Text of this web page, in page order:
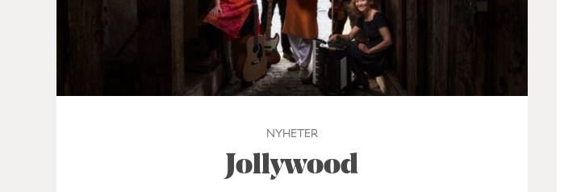
NYHETER
Jollywood